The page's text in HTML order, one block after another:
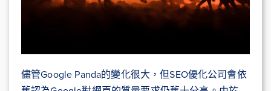
儘管Google Panda的變化很大，但SEO優化公司會依